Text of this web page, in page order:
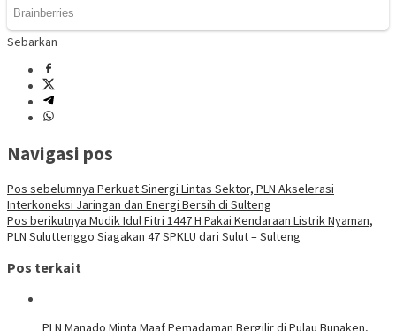
Sebarkan
Navigasi pos
Pos sebelumnya Perkuat Sinergi Lintas Sektor, PLN Akselerasi
Interkoneksi Jaringan dan Energi Bersih di Sulteng
Pos berikutnya Mudik Idul Fitri 1447 H Pakai Kendaraan Listrik Nyaman,
PLN Suluttenggo Siagakan 47 SPKLU dari Sulut – Sulteng
Pos terkait
PLN Manado Minta Maaf Pemadaman Bergilir di Pulau Bunaken,